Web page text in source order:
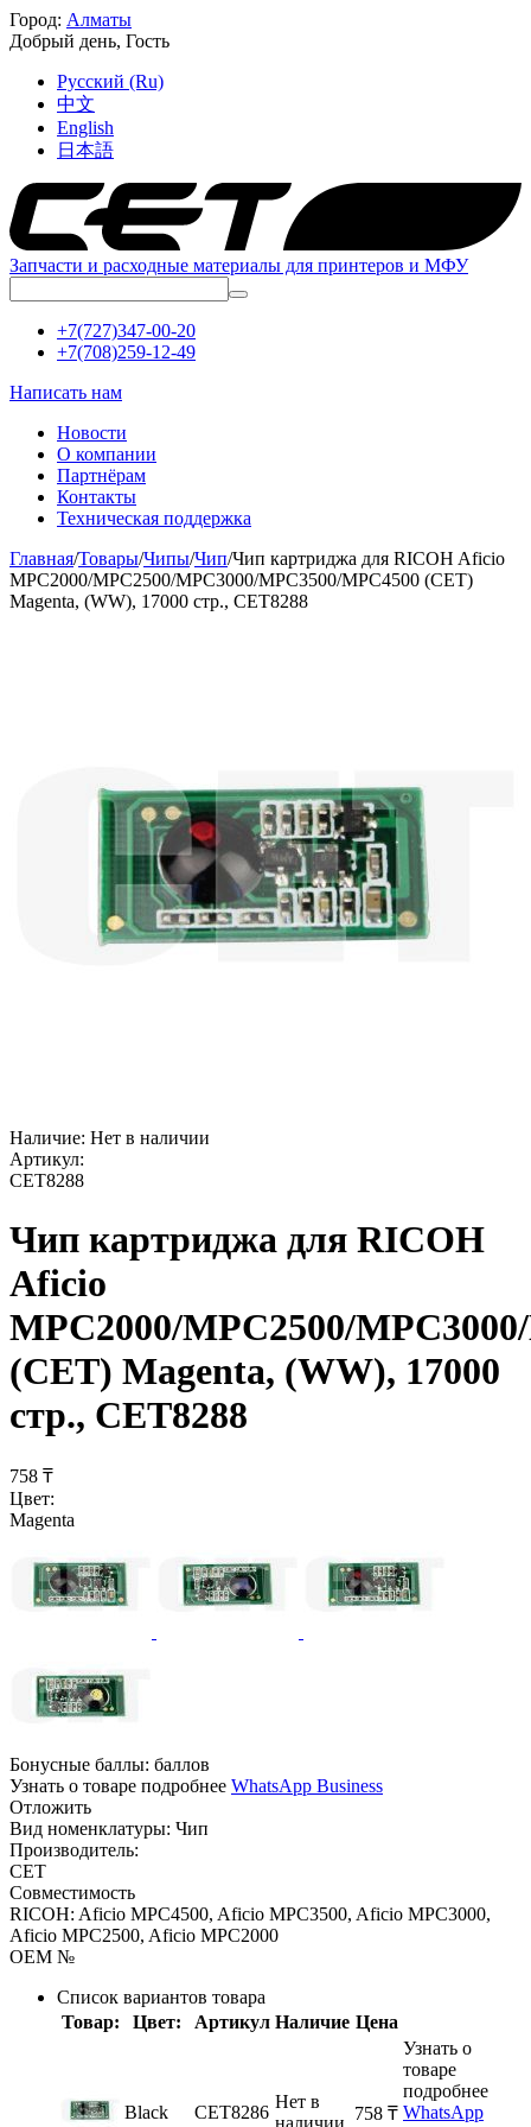
Город: Алматы
Добрый день, Гость
Русский (Ru)
中文
English
日本語
Запчасти и расходные материалы для принтеров и МФУ
+7(727)347-00-20
+7(708)259-12-49
Написать нам
Новости
О компании
Партнёрам
Контакты
Техническая поддержка
Главная/Товары/Чипы/Чип/Чип картриджа для RICOH Aficio
MPC2000/MPC2500/MPC3000/MPC3500/MPC4500 (CET)
Magenta, (WW), 17000 стр., CET8288
Наличие: Нет в наличии
Артикул:
CET8288
Чип картриджа для RICOH
Aficio
MPC2000/MPC2500/
(CET) Magenta, (WW), 17000
стр., CET8288
‍758‍ ₸
Цвет:
Magenta
Бонусные баллы: баллов
Узнать о товаре подробнее WhatsApp Business
Отложить
Вид номенклатуры: Чип
Производитель:
CET
Совместимость
RICOH: Aficio MPC4500, Aficio MPC3500, Aficio MPC3000,
Aficio MPC2500, Aficio MPC2000
OEM №
Список вариантов товара
Товар:
Цвет: Артикул Наличие Цена
Black CET8286
Нет в
‍758‍ ₸
Узнать о
товаре
подробнее
WhatsApp